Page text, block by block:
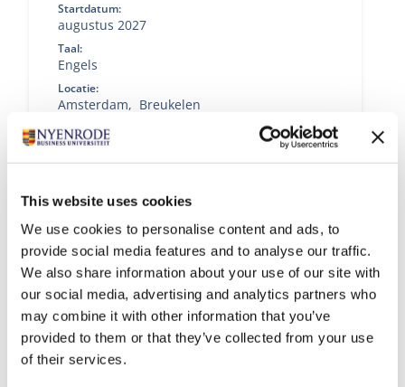
This website uses cookies
We use cookies to personalise content and ads, to
provide social media features and to analyse our traffic.
We also share information about your use of our site with
our social media, advertising and analytics partners who
may combine it with other information that you’ve
provided to them or that they’ve collected from your use
of their services.
Startdatum:
augustus 2027
Taal:
Engels
Locatie:
Amsterdam
Breukelen
Deze master in management duurt 16
maanden (inclusief pre-master), heeft 3
op de wereldwijde arbeidsmarkt.